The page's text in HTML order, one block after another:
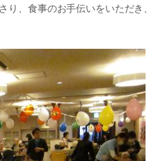
り、食事のお手伝いをいただき、